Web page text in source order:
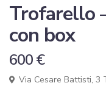
Trofarello
con box
600 €
Via Cesare Battisti, 3